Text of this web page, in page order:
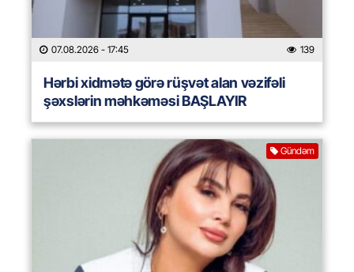
07.08.2026 - 17:45 139
Hərbi xidmətə görə rüşvət alan vəzifəli
şəxslərin məhkəməsi BAŞLAYIR
Gündəm